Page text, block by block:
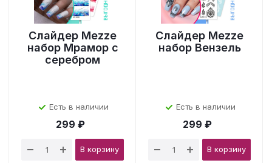
Слайдер Mezze
набор Мрамор с
серебром
Есть в наличии
299 ₽
В корзину
Слайдер Mezze
набор Вензель
Есть в наличии
299 ₽
В корзину